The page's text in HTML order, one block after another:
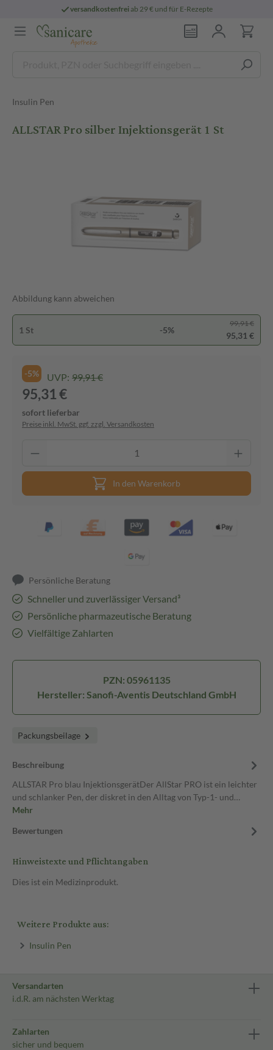
versandkostenfreiab 29 € und für E-Rezepte
Insulin Pen
ALLSTAR Pro silber Injektionsgerät 1 St
Abbildung kann abweichen
1 St -5%
99,91 €
95,31 €
-5% UVP: 99,91 €
95,31 €
sofort lieferbar
Preise inkl. MwSt. ggf. zzgl. Versandkosten
In den Warenkorb
Persönliche Beratung
Schneller und zuverlässiger Versand³
Persönliche pharmazeutische Beratung
Vielfältige Zahlarten
PZN: 05961135
Hersteller: Sanofi-Aventis Deutschland GmbH
Packungsbeilage
Beschreibung
ALLSTAR Pro blau InjektionsgerätDer AllStar PRO ist ein leichter
und schlanker Pen, der diskret in den Alltag von Typ-1- und…
Mehr
Bewertungen
Hinweistexte und Pflichtangaben
Dies ist ein Medizinprodukt.
Weitere Produkte aus:
Insulin Pen
Versandarten
i.d.R. am nächsten Werktag
Zahlarten
sicher und bequem